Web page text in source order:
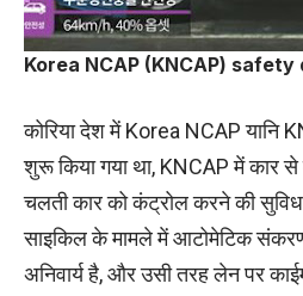
Korea NCAP (KNCAP)
कोरिया देश में Korea NCAP यानि
शुरू किया गया था, KNCAP में कार
चलती कार को कंट्रोल करने की
साइकिल के मामले में आटोमेटिक
अनिवार्य है, और उसी तरह लेन पर